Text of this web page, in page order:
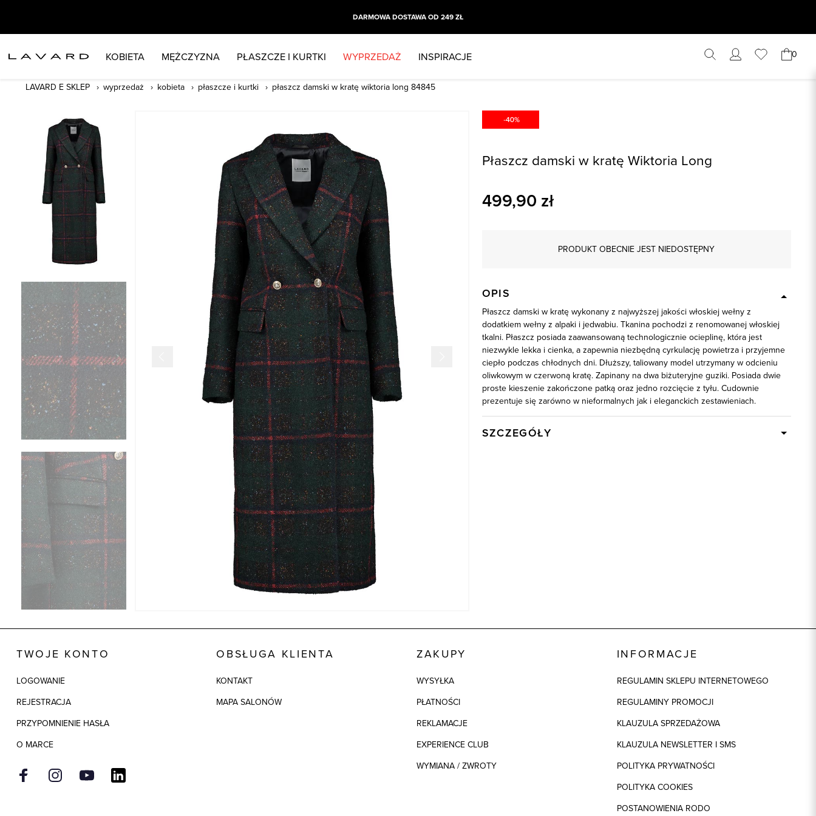
DARMOWA DOSTAWA OD 249 ZŁ
KOBIETA MĘŻCZYZNA PŁASZCZE I KURTKI WYPRZEDAŻ INSPIRACJE 0
LAVARD E SKLEP wyprzedaż kobieta płaszcze i kurtki płaszcz damski w kratę wiktoria long 84845
Płaszcz damski w kratę Wiktoria Long
499,90 zł
PRODUKT OBECNIE JEST NIEDOSTĘPNY
OPIS
Płaszcz damski w kratę wykonany z najwyższej jakości włoskiej wełny z
dodatkiem wełny z alpaki i jedwabiu. Tkanina pochodzi z renomowanej włoskiej
tkalni. Płaszcz posiada zaawansowaną technologicznie ocieplinę, która jest
niezwykle lekka i cienka, a zapewnia niezbędną cyrkulację powietrza i przyjemne
ciepło podczas chłodnych dni. Dłuższy, taliowany model utrzymany w odcieniu
oliwkowym w czerwoną kratę. Zapinany na dwa biżuteryjne guziki. Posiada dwie
proste kieszenie zakończone patką oraz jedno rozcięcie z tyłu. Cudownie
prezentuje się zarówno w nieformalnych jak i eleganckich zestawieniach.
SZCZEGÓŁY
TWOJE KONTO
LOGOWANIE
REJESTRACJA
PRZYPOMNIENIE HASŁA
O MARCE
OBSŁUGA KLIENTA
KONTAKT
MAPA SALONÓW
ZAKUPY
WYSYŁKA
PŁATNOŚCI
REKLAMACJE
EXPERIENCE CLUB
WYMIANA / ZWROTY
INFORMACJE
REGULAMIN SKLEPU INTERNETOWEGO
REGULAMINY PROMOCJI
KLAUZULA SPRZEDAŻOWA
KLAUZULA NEWSLETTER I SMS
POLITYKA PRYWATNOŚCI
POLITYKA COOKIES
POSTANOWIENIA RODO